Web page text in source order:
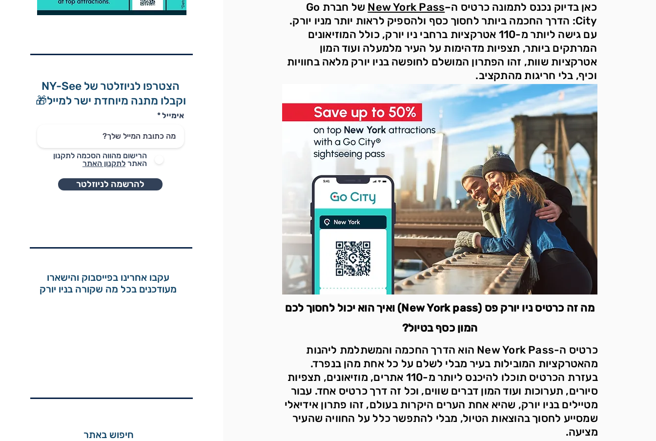
אימייל
הרישום מהווה הסכמה לתקנון
האתר לתקנון האתר
להרשמה לניוזלטר
הצטרפו לניוזלטר של NY-See
וקבלו מתנה מיוחדת ישר למייל🎁
עקבו אחרינו בפייסבוק והישארו
מעודכנים בכל מה שקורה בניו יורק
חיפוש באתר
כאן בדיוק נכנס לתמונה כרטיס ה–New York Pass
של חברת Go
City: הדרך החכמה ביותר לחסוך כסף ולהספיק לראות יותר מניו יורק.
עם גישה ליותר מ-110 אטרקציות ברחבי ניו יורק, כולל המוזיאונים
המרתקים ביותר, תצפיות מדהימות על העיר מלמעלה ועוד המון
אטרקציות שוות, זהו הפתרון המושלם לחופשה בניו יורק מלאה בחוויות
וכיף, בלי חריגות מהתקציב.
מה זה כרטיס ניו יורק פס (New York pass) ואיך הוא יכול לחסוך לכם
המון כסף בטיול?
כרטיס ה-New York Pass הוא הדרך החכמה והמשתלמת ליהנות
מהאטרקציות המובילות בעיר מבלי לשלם על כל אחת מהן בנפרד.
בעזרת הכרטיס תוכלו להיכנס ליותר מ-110 אתרים, מוזיאונים, תצפיות
סיורים, תערוכות ועוד המון דברים שווים, וכל זה דרך כרטיס אחד. עבור
מטיילים בניו יורק, שהיא אחת הערים היקרות בעולם, זהו פתרון אידיאלי
שמסייע לחסוך בהוצאות הטיול, מבלי להתפשר כלל על החוויה שהעיר
מציעה.